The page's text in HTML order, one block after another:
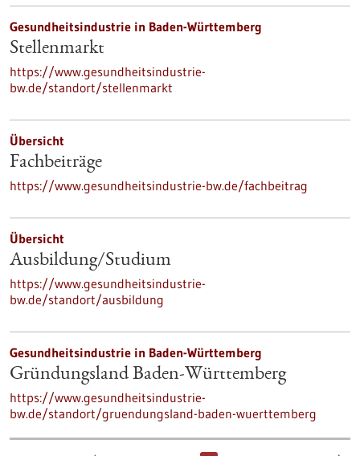
Gesundheitsindustrie in Baden-Württemberg
Stellenmarkt
https://www.gesundheitsindustrie-
bw.de/standort/stellenmarkt
Übersicht
Fachbeiträge
https://www.gesundheitsindustrie-bw.de/fachbeitrag
Übersicht
Ausbildung/Studium
https://www.gesundheitsindustrie-
bw.de/standort/ausbildung
Gesundheitsindustrie in Baden-Württemberg
Gründungsland Baden-Württemberg
https://www.gesundheitsindustrie-
bw.de/standort/gruendungsland-baden-wuerttemberg